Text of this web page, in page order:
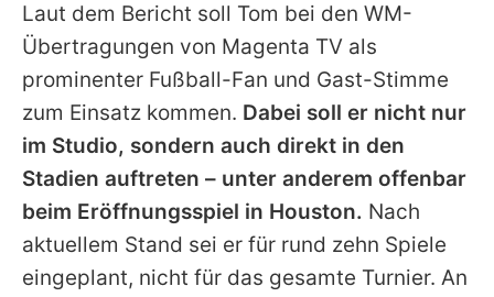
Laut dem Bericht soll Tom bei den WM-
Übertragungen von Magenta TV als
prominenter Fußball-Fan und Gast-Stimme
zum Einsatz kommen. Dabei soll er nicht nur
im Studio, sondern auch direkt in den
Stadien auftreten – unter anderem offenbar
beim Eröffnungsspiel in Houston. Nach
aktuellem Stand sei er für rund zehn Spiele
eingeplant, nicht für das gesamte Turnier. An